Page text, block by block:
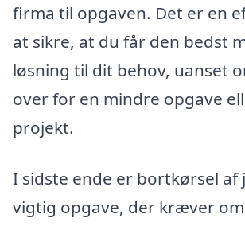
firma til opgaven. Det er en
at sikre, at du får den bedst
løsning til dit behov, uanset
over for en mindre opgave
projekt.
I sidste ende er bortkørsel af
vigtig opgave, der kræver